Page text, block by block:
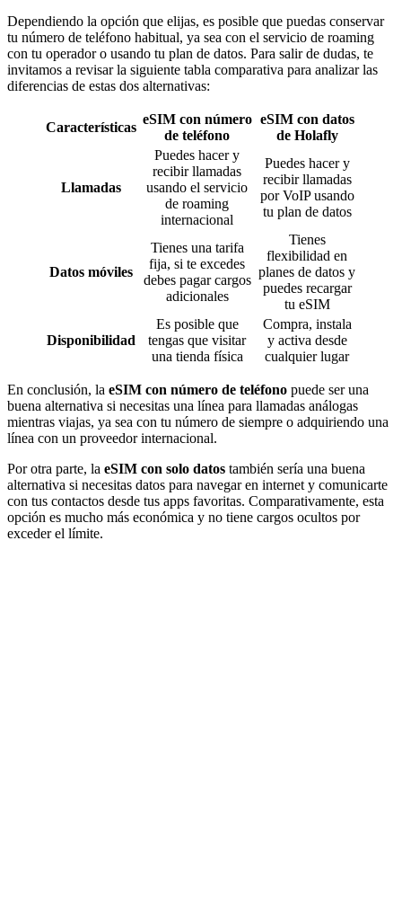
Dependiendo la opción que elijas, es posible que puedas conservar
tu número de teléfono habitual, ya sea con el servicio de roaming
con tu operador o usando tu plan de datos. Para salir de dudas, te
invitamos a revisar la siguiente tabla comparativa para analizar las
diferencias de estas dos alternativas:
Características
eSIM con número
de teléfono
eSIM con datos
de Holafly
Llamadas
Puedes hacer y
recibir llamadas
usando el servicio
de roaming
internacional
Puedes hacer y
recibir llamadas
por VoIP usando
tu plan de datos
Datos móviles
Tienes una tarifa
fija, si te excedes
debes pagar cargos
adicionales
Tienes
flexibilidad en
planes de datos y
puedes recargar
tu eSIM
Disponibilidad
Es posible que
tengas que visitar
una tienda física
Compra, instala
y activa desde
cualquier lugar
En conclusión, la eSIM con número de teléfono puede ser una
buena alternativa si necesitas una línea para llamadas análogas
mientras viajas, ya sea con tu número de siempre o adquiriendo una
línea con un proveedor internacional.
Por otra parte, la eSIM con solo datos también sería una buena
alternativa si necesitas datos para navegar en internet y comunicarte
con tus contactos desde tus apps favoritas. Comparativamente, esta
opción es mucho más económica y no tiene cargos ocultos por
exceder el límite.